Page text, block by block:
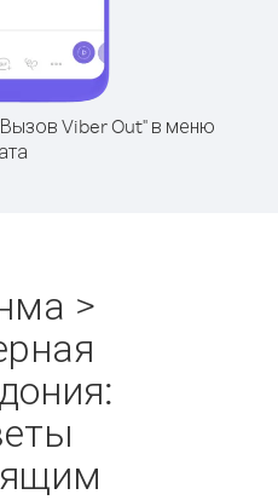
Viber Out" в меню
>